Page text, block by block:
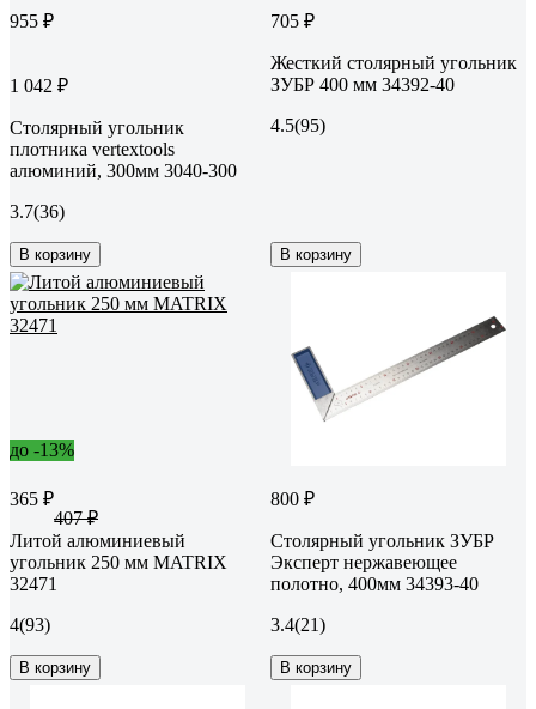
955 ₽
1 042 ₽
Столярный угольник
плотника vertextools
алюминий, 300мм 3040-300
3.7(36)
В корзину
705 ₽
Жесткий столярный угольник
ЗУБР 400 мм 34392-40
4.5(95)
В корзину
до -13%
365 ₽
407 ₽
Литой алюминиевый
угольник 250 мм MATRIX
32471
4(93)
В корзину
800 ₽
Столярный угольник ЗУБР
Эксперт нержавеющее
полотно, 400мм 34393-40
3.4(21)
В корзину